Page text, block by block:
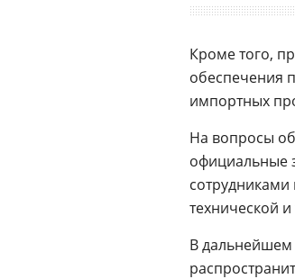
Кроме того,
обеспечения
импортных
На вопросы
официальные
сотрудниками
технической
В